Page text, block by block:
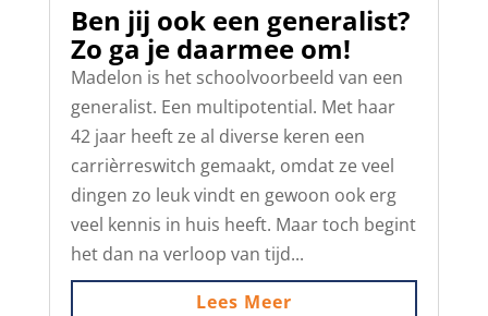
Ben jij ook een generalist?
Zo ga je daarmee om!
Madelon is het schoolvoorbeeld van een
generalist. Een multipotential. Met haar
42 jaar heeft ze al diverse keren een
carrièrreswitch gemaakt, omdat ze veel
dingen zo leuk vindt en gewoon ook erg
veel kennis in huis heeft. Maar toch begint
het dan na verloop van tijd...
Lees Meer